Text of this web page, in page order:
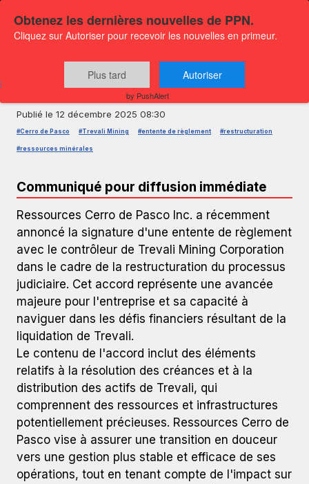
Accord de Règlement de Ressources
Cerro de Pasco avec Trevali
Publié le 12 décembre 2025 08:30
#Cerro de Pasco #Trevali Mining #entente de règlement #restructuration
#ressources minérales
Communiqué pour diffusion immédiate
Ressources Cerro de Pasco Inc. a récemment
annoncé la signature d'une entente de règlement
avec le contrôleur de Trevali Mining Corporation
dans le cadre de la restructuration du processus
judiciaire. Cet accord représente une avancée
majeure pour l'entreprise et sa capacité à
naviguer dans les défis financiers résultant de la
liquidation de Trevali.
Le contenu de l'accord inclut des éléments
relatifs à la résolution des créances et à la
distribution des actifs de Trevali, qui
comprennent des ressources et infrastructures
potentiellement précieuses. Ressources Cerro de
Pasco vise à assurer une transition en douceur
vers une gestion plus stable et efficace de ses
opérations, tout en tenant compte de l'impact sur
Obtenez les dernières nouvelles de PPN.
Cliquez sur Autoriser pour recevoir les nouvelles en primeur.
Plus tard Autoriser
by PushAlert